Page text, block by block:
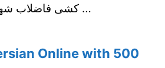
کشی فاضلاب شهری و …
Online with 500